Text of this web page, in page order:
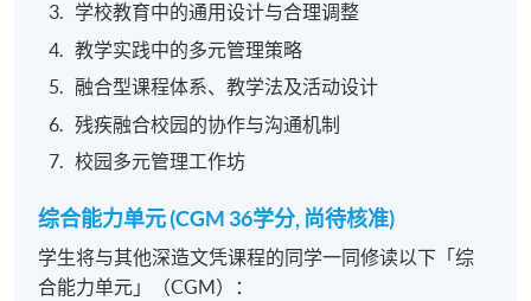
学校教育中的通用设计与合理调整
教学实践中的多元管理策略
融合型课程体系、教学法及活动设计
残疾融合校园的协作与沟通机制
校园多元管理工作坊
综合能力单元 (CGM 36学分, 尚待核准)
学生将与其他深造文凭课程的同学一同修读以下「综
合能力单元」（CGM）：